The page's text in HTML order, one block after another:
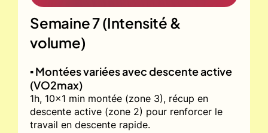
Semaine 7 (Intensité &
volume)
▪️ Montées variées avec descente active
(VO2max)
1h, 10x1 min montée (zone 3), récup en
descente active (zone 2) pour renforcer le
travail en descente rapide.